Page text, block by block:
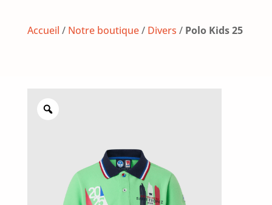
Accueil / Notre boutique/ Divers / Polo Kids 25